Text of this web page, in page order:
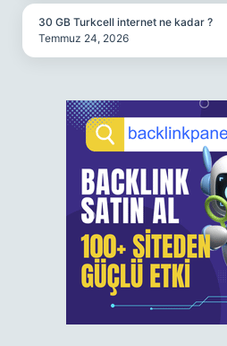
30 GB Turkcell internet ne kadar ?
Temmuz 24, 2026